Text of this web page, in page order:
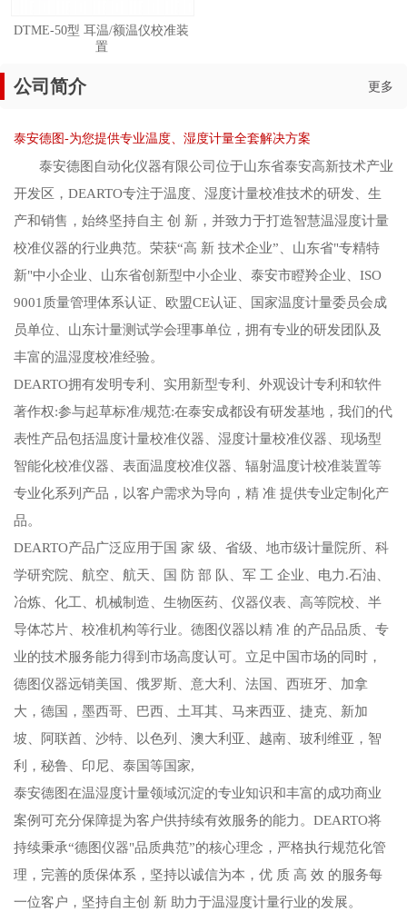
DTME-50型 耳温/额温仪校准装
置
公司简介 更多
泰安德图-为您提供专业温度、湿度计量全套解决方案
泰安德图自动化仪器有限公司位于山东省泰安高新技术产业
开发区，DEARTO专注于温度、湿度计量校准技术的研发、生
产和销售，始终坚持自主 创 新，并致力于打造智慧温湿度计量
校准仪器的行业典范。荣获“高 新 技术企业”、山东省"专精特
新"中小企业、山东省创新型中小企业、泰安市瞪羚企业、ISO
9001质量管理体系认证、欧盟CE认证、国家温度计量委员会成
员单位、山东计量测试学会理事单位，拥有专业的研发团队及
丰富的温湿度校准经验。
DEARTO拥有发明专利、实用新型专利、外观设计专利和软件
著作权:参与起草标准/规范:在泰安成都设有研发基地，我们的代
表性产品包括温度计量校准仪器、湿度计量校准仪器、现场型
智能化校准仪器、表面温度校准仪器、辐射温度计校准装置等
专业化系列产品，以客户需求为导向，精 准 提供专业定制化产
品。
DEARTO产品广泛应用于国 家 级、省级、地市级计量院所、科
学研究院、航空、航天、国 防 部 队、军 工 企业、电力.石油、
冶炼、化工、机械制造、生物医药、仪器仪表、高等院校、半
导体芯片、校准机构等行业。德图仪器以精 准 的产品品质、专
业的技术服务能力得到市场高度认可。立足中国市场的同时，
德图仪器远销美国、俄罗斯、意大利、法国、西班牙、加拿
大，德国，墨西哥、巴西、土耳其、马来西亚、捷克、新加
坡、阿联酋、沙特、以色列、澳大利亚、越南、玻利维亚，智
利，秘鲁、印尼、泰国等国家,
泰安德图在温湿度计量领域沉淀的专业知识和丰富的成功商业
案例可充分保障提为客户供持续有效服务的能力。DEARTO将
持续秉承“德图仪器"品质典范”的核心理念，严格执行规范化管
理，完善的质保体系，坚持以诚信为本，优 质 高 效 的服务每
一位客户，坚持自主创 新 助力于温湿度计量行业的发展。